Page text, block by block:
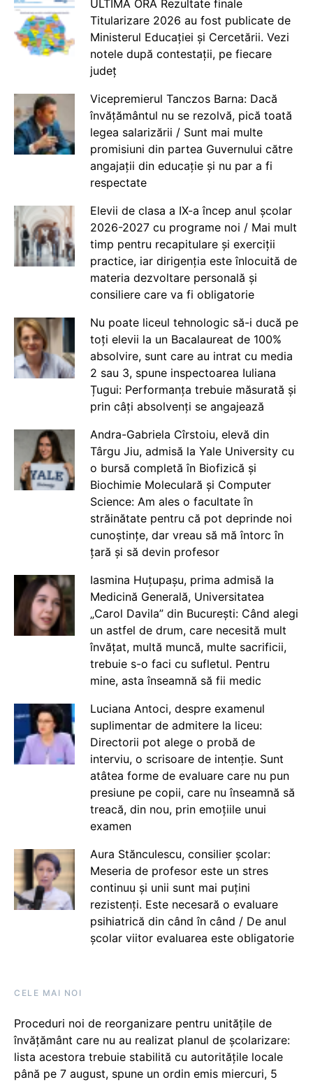
ULTIMA ORĂ Rezultate finale
Titularizare 2026 au fost publicate de
Ministerul Educației și Cercetării. Vezi
notele după contestații, pe fiecare
județ
Vicepremierul Tanczos Barna: Dacă
învățământul nu se rezolvă, pică toată
legea salarizării / Sunt mai multe
promisiuni din partea Guvernului către
angajații din educație și nu par a fi
respectate
Elevii de clasa a IX-a încep anul școlar
2026-2027 cu programe noi / Mai mult
timp pentru recapitulare și exerciții
practice, iar dirigenția este înlocuită de
materia dezvoltare personală și
consiliere care va fi obligatorie
Nu poate liceul tehnologic să-i ducă pe
toți elevii la un Bacalaureat de 100%
absolvire, sunt care au intrat cu media
2 sau 3, spune inspectoarea Iuliana
Țugui: Performanța trebuie măsurată și
prin câți absolvenți se angajează
Andra-Gabriela Cîrstoiu, elevă din
Târgu Jiu, admisă la Yale University cu
o bursă completă în Biofizică și
Biochimie Moleculară și Computer
Science: Am ales o facultate în
străinătate pentru că pot deprinde noi
cunoștințe, dar vreau să mă întorc în
țară și să devin profesor
Iasmina Huțupașu, prima admisă la
Medicină Generală, Universitatea
„Carol Davila” din București: Când alegi
un astfel de drum, care necesită mult
învățat, multă muncă, multe sacrificii,
trebuie s-o faci cu sufletul. Pentru
mine, asta înseamnă să fii medic
Luciana Antoci, despre examenul
suplimentar de admitere la liceu:
Directorii pot alege o probă de
interviu, o scrisoare de intenție. Sunt
atâtea forme de evaluare care nu pun
presiune pe copii, care nu înseamnă să
treacă, din nou, prin emoțiile unui
examen
Aura Stănculescu, consilier școlar:
Meseria de profesor este un stres
continuu și unii sunt mai puțini
rezistenți. Este necesară o evaluare
psihiatrică din când în când / De anul
școlar viitor evaluarea este obligatorie
CELE MAI NOI
Proceduri noi de reorganizare pentru unitățile de
învățământ care nu au realizat planul de școlarizare:
lista acestora trebuie stabilită cu autoritățile locale
până pe 7 august, spune un ordin emis miercuri, 5